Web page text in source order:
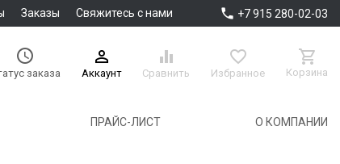
Заказы Свяжитесь с нами  +7 915 280-02-03

заказа

Аккаунт

Сравнить

Избранное

Корзина
ПРАЙС-ЛИСТ О КОМПАНИИ